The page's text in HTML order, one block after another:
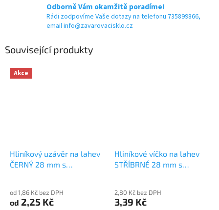
Odborně Vám okamžitě poradíme!
Rádi zodpovíme Vaše dotazy na telefonu 735899866,
email info@zavarovacisklo.cz
Související produkty
Akce
Hliníkový uzávěr na lahev
ČERNÝ 28 mm s
od 1,86 Kč bez DPH
od 2,25 Kč
Hliníkové víčko na lahev
STŘÍBRNÉ 28 mm s
2,80 Kč bez DPH
3,39 Kč